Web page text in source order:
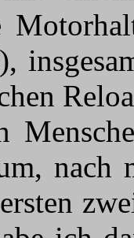
nach